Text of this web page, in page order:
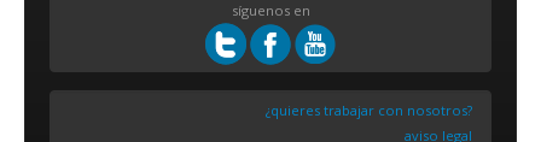
síguenos en
¿quieres trabajar con nosotros?
aviso legal